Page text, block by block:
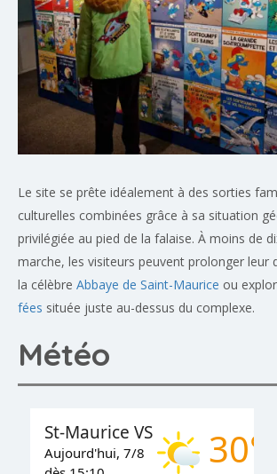
Le site se prête idéalement à des sorties
culturelles combinées grâce à sa situation
privilégiée au pied de la falaise. À moins de
marche, les visiteurs peuvent prolonger leur
la célèbre Abbaye de Saint-Maurice ou
fées située juste au-dessus du complexe.
Météo